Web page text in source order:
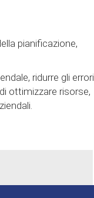
pianificazione,
ridurre gli errori
ottimizzare risorse,